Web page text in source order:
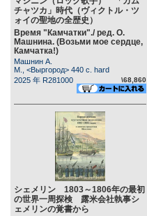
チャツカ」時代（ヴィクトル・ツ
ォイの聖地の全歴史）
Время "Камчатки"./ ред. О.
Машнина. (Возьми мое сердце,
Камчатка!)
Машнин А.
М., <Выргород> 440 c. hard
2025 年 R281000
\68,860
シェメリン 1803～1806年の最初
の世界一周探検 露米会社執事シ
ェメリンの覚書から